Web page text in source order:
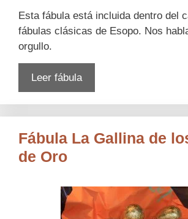
Esta fábula está incluida dentro del
fábulas clásicas de Esopo. Nos
orgullo.
Leer fábula
Fábula La Gallina de
de Oro